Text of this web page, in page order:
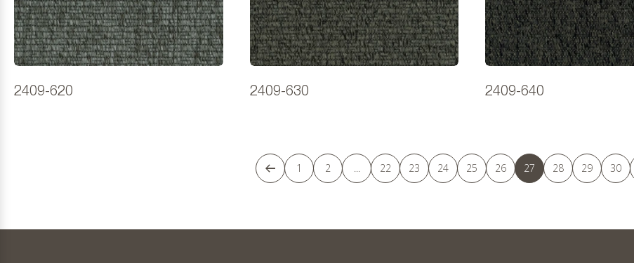
2409-620 2409-630 2409-640
1 2 22 23 24 25 26 27 28 29 30